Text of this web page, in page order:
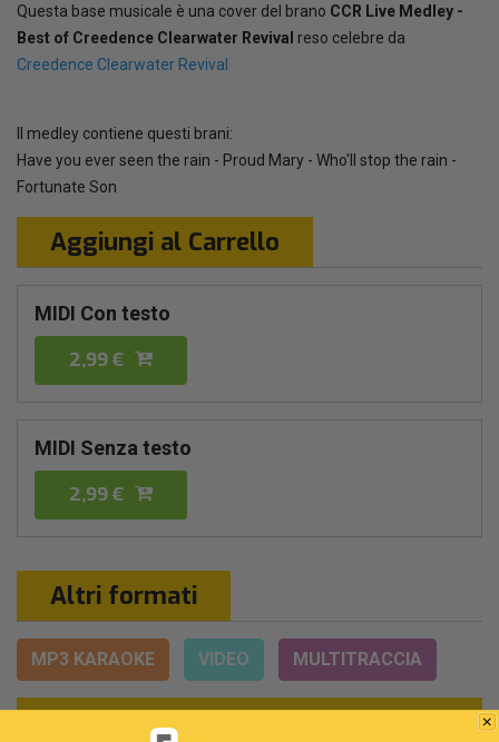
Questa base musicale è una cover del brano CCR Live Medley -
Best of Creedence Clearwater Revival reso celebre da
Creedence Clearwater Revival
Il medley contiene questi brani:
Have you ever seen the rain - Proud Mary - Who'll stop the rain -
Fortunate Son
Aggiungi al Carrello
MIDI Con testo
2,99 €
MIDI Senza testo
2,99 €
Altri formati
MP3 KARAOKE VIDEO MULTITRACCIA
Caratteristiche